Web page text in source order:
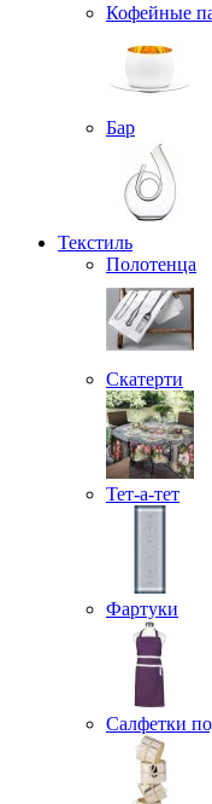
Кофейные
Бар
Текстиль
Полотенца
Скатерти
Тет-а-тет
Фартуки
Салфетки